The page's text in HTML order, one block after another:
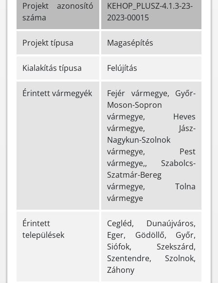
Projekt azonosító
száma
KEHOP_PLUSZ-4.1.3-23-
2023-00015
Projekt típusa Magasépítés
Kialakítás típusa Felújítás
Érintett vármegyék
Fejér vármegye, Győr-
Moson-Sopron
vármegye, Heves
vármegye, Jász-
Nagykun-Szolnok
vármegye, Pest
vármegye,, Szabolcs-
Szatmár-Bereg
vármegye, Tolna
vármegye
Érintett
települések
Cegléd, Dunaújváros,
Eger, Gödöllő, Győr,
Siófok, Szekszárd,
Szentendre, Szolnok,
Záhony